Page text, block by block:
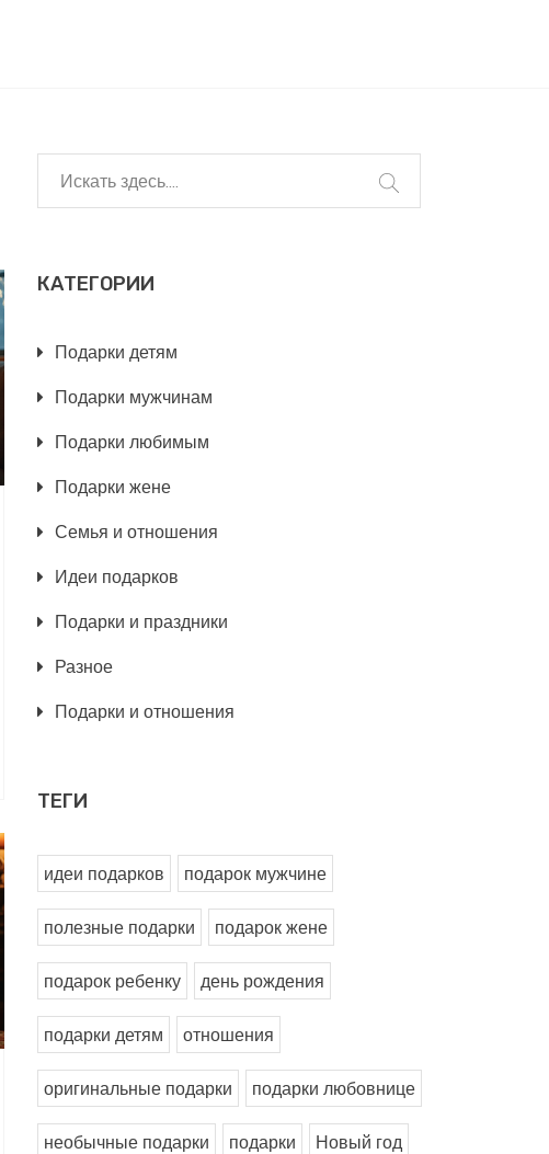
КАТЕГОРИИ
Подарки детям
Подарки мужчинам
Подарки любимым
Подарки жене
Семья и отношения
Идеи подарков
Подарки и праздники
Разное
Подарки и отношения
ТЕГИ
идеи подарков подарок мужчине
полезные подарки подарок жене
подарок ребенку день рождения
подарки детям отношения
оригинальные подарки подарки любовнице
необычные подарки подарки Новый год